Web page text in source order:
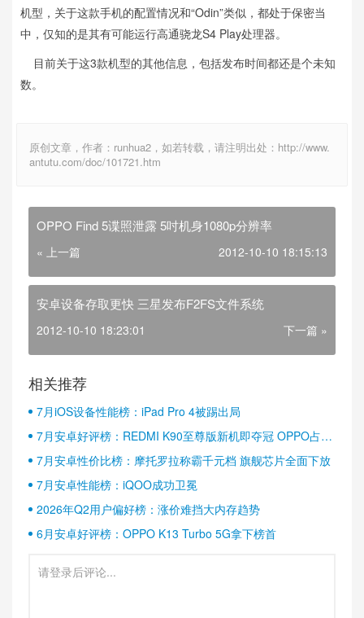
机型，关于这款手机的配置情况和“Odin”类似，都处于保密当
中，仅知的是其有可能运行高通骁龙S4 Play处理器。
目前关于这3款机型的其他信息，包括发布时间都还是个未知
数。
原创文章，作者：runhua2，如若转载，请注明出处：http://www.
antutu.com/doc/101721.htm
OPPO Find 5谍照泄露 5吋机身1080p分辨率
« 上一篇 2012-10-10 18:15:13
安卓设备存取更快 三星发布F2FS文件系统
2012-10-10 18:23:01 下一篇 »
相关推荐
7月iOS设备性能榜：iPad Pro 4被踢出局
7月安卓好评榜：REDMI K90至尊版新机即夺冠 OPPO占据
半壁江山
7月安卓性价比榜：摩托罗拉称霸千元档 旗舰芯片全面下放
7月安卓性能榜：iQOO成功卫冕
2026年Q2用户偏好榜：涨价难挡大内存趋势
6月安卓好评榜：OPPO K13 Turbo 5G拿下榜首